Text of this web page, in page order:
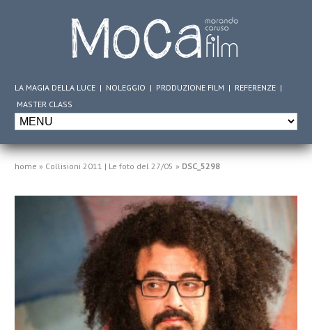
LA MAGIA DELLA LUCE | NOLEGGIO | PRODUZIONE FILM | REFERENZE |
MASTER CLASS
home » Collisioni 2011 | Le foto del 27/05 » DSC_5298